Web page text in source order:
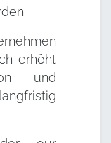
erhöht
und